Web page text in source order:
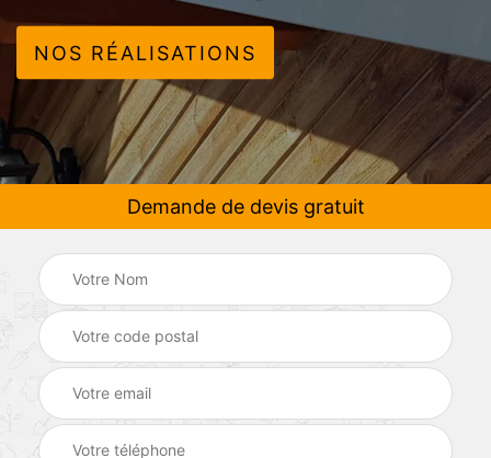
NOS RÉALISATIONS
Demande de devis gratuit